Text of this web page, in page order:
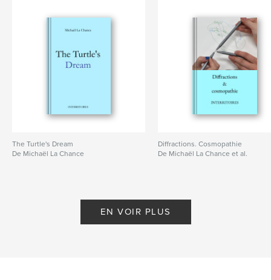
The Turtle's Dream
De Michaël La Chance
Diffractions. Cosmopathie
De Michaël La Chance et al.
EN VOIR PLUS